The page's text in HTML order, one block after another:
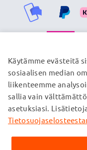
© subtel.fi 2026
Kaikki hinnat
toimituskuluja. Kaikki
verkkosivuillamme
Käytämme evästeitä
sosiaalisen median
liikenteemme
sallia vain
asetuksiasi.